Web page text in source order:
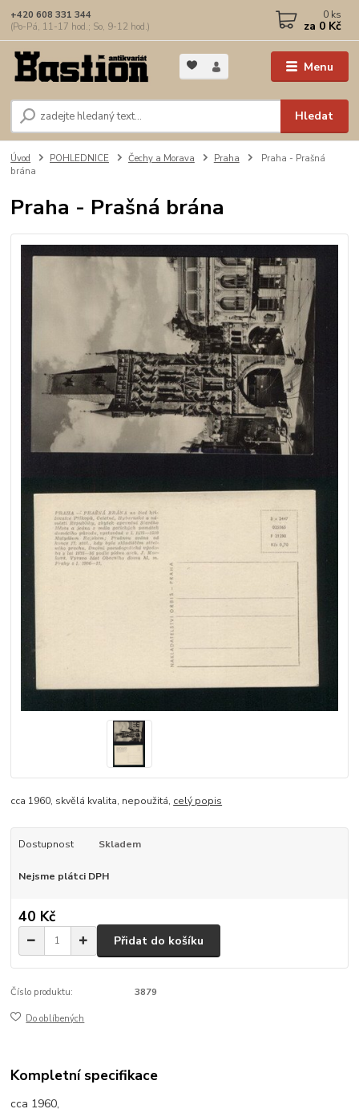
Menu
Hledat
+420 608 331 344
(Po-Pá, 11-17 hod.; So, 9-12 hod.)
0 ks
za 0 Kč
Úvod POHLEDNICE Čechy a Morava Praha
Praha - Prašná
brána
Praha - Prašná brána
cca 1960, skvělá kvalita, nepoužitá, celý popis
Dostupnost Skladem
Nejsme plátci DPH
40 Kč
Přidat do košíku
Číslo produktu: 3879
Do oblíbených
Kompletní specifikace
cca 1960,